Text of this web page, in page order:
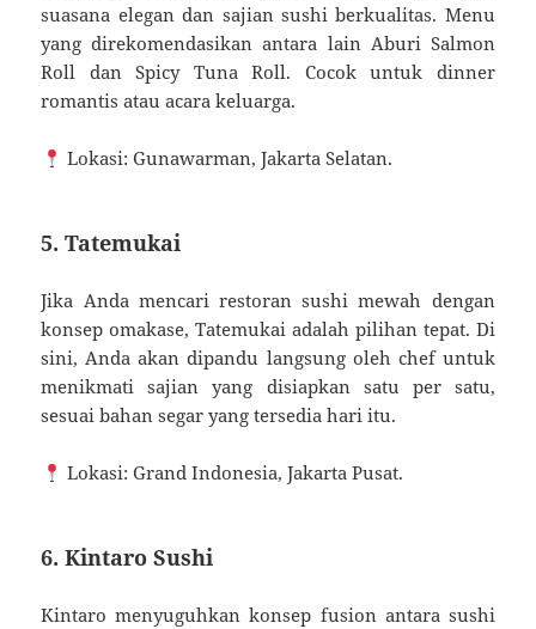
suasana elegan dan sajian sushi berkualitas. Menu
yang direkomendasikan antara lain Aburi Salmon
Roll dan Spicy Tuna Roll. Cocok untuk dinner
romantis atau acara keluarga.
Lokasi: Gunawarman, Jakarta Selatan.
5. Tatemukai
Jika Anda mencari restoran sushi mewah dengan
konsep omakase, Tatemukai adalah pilihan tepat. Di
sini, Anda akan dipandu langsung oleh chef untuk
menikmati sajian yang disiapkan satu per satu,
sesuai bahan segar yang tersedia hari itu.
Lokasi: Grand Indonesia, Jakarta Pusat.
6. Kintaro Sushi
Kintaro menyuguhkan konsep fusion antara sushi